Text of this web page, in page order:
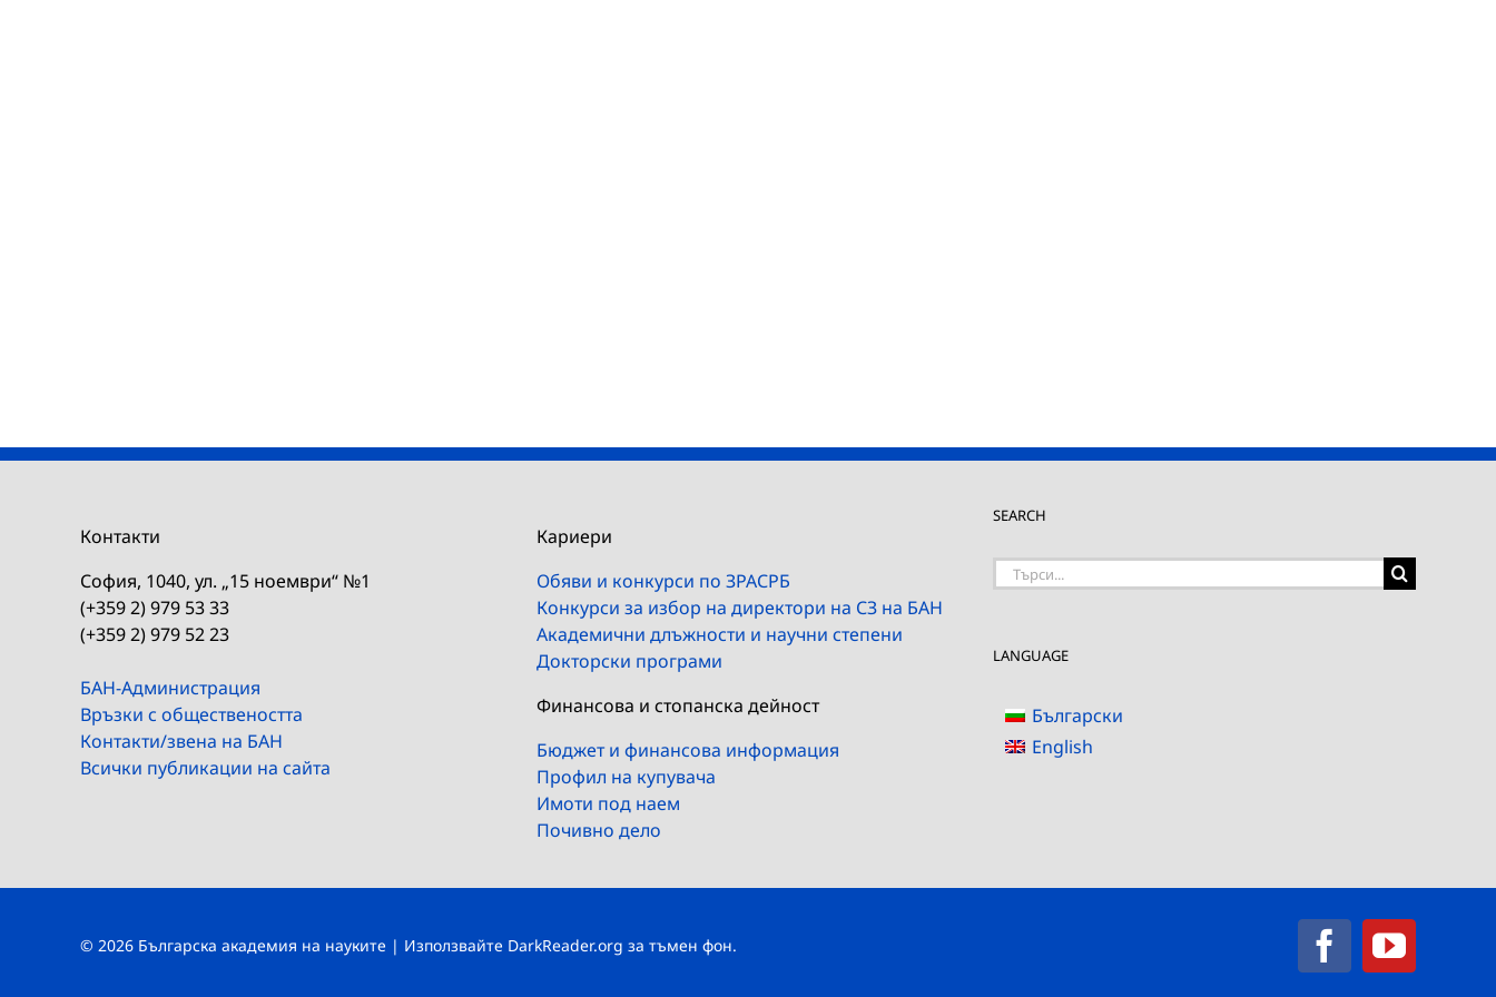
Контакти
София, 1040, ул. „15 ноември“ №1
(+359 2) 979 53 33
(+359 2) 979 52 23
БАН-Администрация
Връзки с обществеността
Контакти/звена на БАН
Всички публикации на сайта
Кариери
Обяви и конкурси по ЗРАСРБ
Конкурси за избор на директори на СЗ на БАН
Академични длъжности и научни степени
Докторски програми
Финансова и стопанска дейност
Бюджет и финансова информация
Профил на купувача
Имоти под наем
Почивно дело
SEARCH
Търсене
LANGUAGE
Български
English
© 2026 Българска академия на науките | Използвайте DarkReader.org за тъмен фон. Facebook